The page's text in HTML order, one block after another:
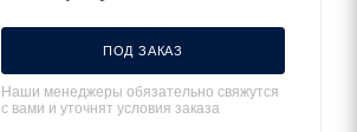
ПОД ЗАКАЗ
Наши менеджеры обязательно свяжутся
с вами и уточнят условия заказа